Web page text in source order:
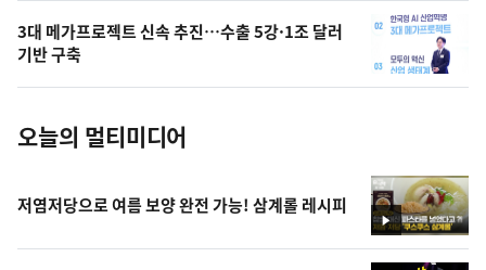
의
사
진
3대 메가프로젝트 신속 추진…수출 5강·1조 달러
기반 구축
오늘의 멀티미디어
영
상
저염저당으로 여름 보양 완전 가능! 삼계롤 레시피